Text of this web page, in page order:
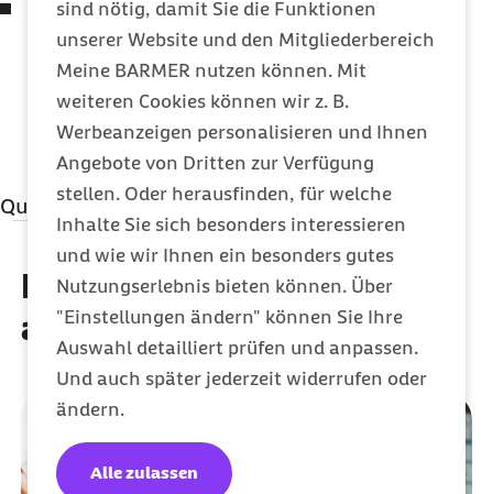
sind nötig, damit Sie die Funktionen
unserer Website und den Mitgliederbereich
Meine BARMER nutzen können. Mit
weiteren Cookies können wir z. B.
Werbeanzeigen personalisieren und Ihnen
Angebote von Dritten zur Verfügung
stellen. Oder herausfinden, für welche
Inhalte Sie sich besonders interessieren
und wie wir Ihnen ein besonders gutes
Nutzungserlebnis bieten können. Über
"Einstellungen ändern" können Sie Ihre
Auswahl detailliert prüfen und anpassen.
Und auch später jederzeit widerrufen oder
ändern.
Alle zulassen
Jugendliche Arbeitnehmerinnen und
Arbeitnehmer haben Anspruch auf
Freistellung für ärztliche Untersuchungen
nach dem Jugendarbeitsschutzgesetz (
JArbSchG).
Quellenangaben
Qualitätssicherung
MBO Verlag GmbH
Diese Artikel könnten Sie
auch interessieren